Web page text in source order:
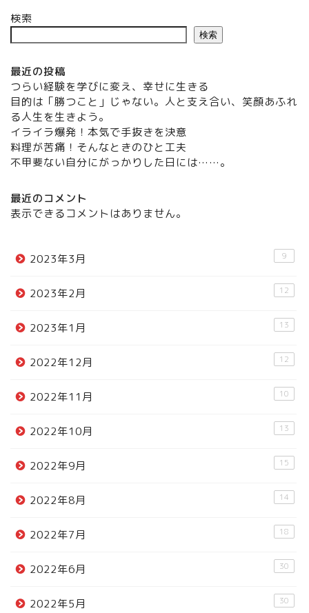
検索
検索
最近の投稿
つらい経験を学びに変え、幸せに生きる
目的は「勝つこと」じゃない。人と支え合い、笑顔あふれ
る人生を生きよう。
イライラ爆発！本気で手抜きを決意
料理が苦痛！そんなときのひと工夫
不甲斐ない自分にがっかりした日には……。
最近のコメント
表示できるコメントはありません。
2023年3月 9
2023年2月 12
2023年1月 13
2022年12月 12
2022年11月 10
2022年10月 13
2022年9月 15
2022年8月 14
2022年7月 18
2022年6月 30
2022年5月 30